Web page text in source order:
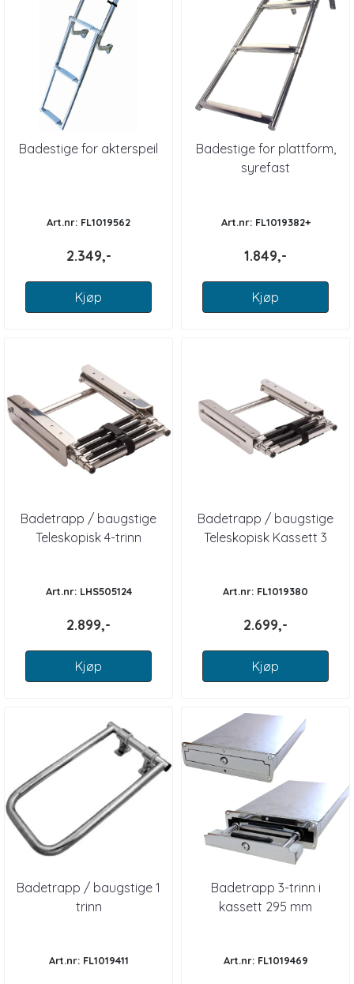
Badestige for akterspeil
Art.nr: FL1019562
2.349,-
Kjøp
Badestige for plattform,
syrefast
Art.nr: FL1019382+
1.849,-
Kjøp
Badetrapp / baugstige
Teleskopisk 4-trinn
Art.nr: LHS505124
2.899,-
Kjøp
Badetrapp / baugstige
Teleskopisk Kassett 3
Art.nr: FL1019380
2.699,-
Kjøp
Badetrapp / baugstige 1
trinn
Art.nr: FL1019411
Badetrapp 3-trinn i
kassett 295 mm
Art.nr: FL1019469